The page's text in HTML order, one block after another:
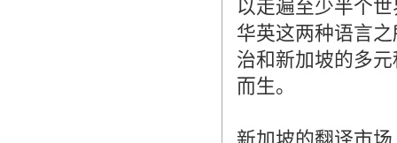
以走遍至少半个
华英这两种语言
治和新加坡的多
而生。